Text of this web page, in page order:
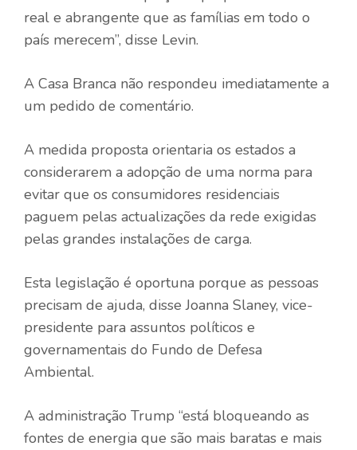
real e abrangente que as famílias em todo o
país merecem”, disse Levin.
A Casa Branca não respondeu imediatamente a
um pedido de comentário.
A medida proposta orientaria os estados a
considerarem a adopção de uma norma para
evitar que os consumidores residenciais
paguem pelas actualizações da rede exigidas
pelas grandes instalações de carga.
Esta legislação é oportuna porque as pessoas
precisam de ajuda, disse Joanna Slaney, vice-
presidente para assuntos políticos e
governamentais do Fundo de Defesa
Ambiental.
A administração Trump “está bloqueando as
fontes de energia que são mais baratas e mais